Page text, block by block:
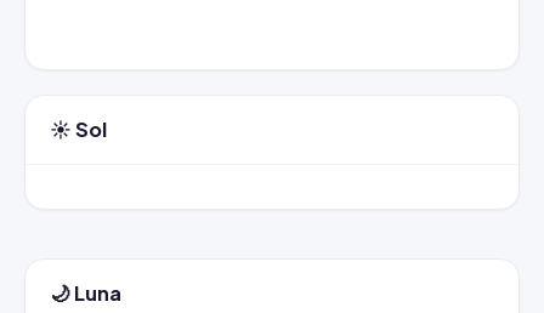
☀️ Sol
🌙 Luna